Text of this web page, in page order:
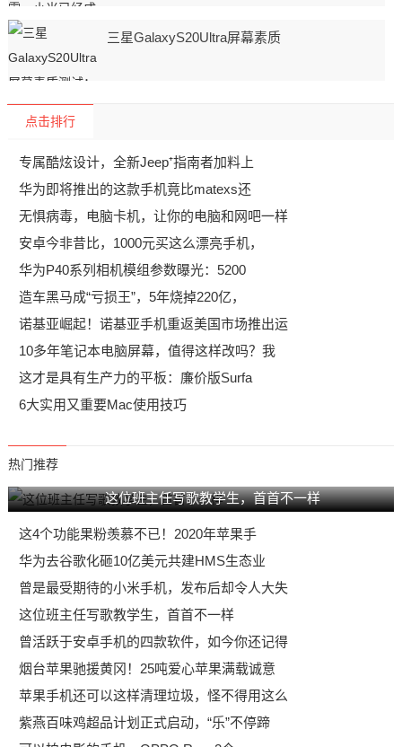
三星GalaxyS20Ultra屏幕素质
点击排行
专属酷炫设计，全新Jeep⁺指南者加料上
华为即将推出的这款手机竟比matexs还
无惧病毒，电脑卡机，让你的电脑和网吧一样
安卓今非昔比，1000元买这么漂亮手机，
华为P40系列相机模组参数曝光：5200
造车黑马成“亏损王”，5年烧掉220亿，
诺基亚崛起！诺基亚手机重返美国市场推出运
10多年笔记本电脑屏幕，值得这样改吗？我
这才是具有生产力的平板：廉价版Surfa
6大实用又重要Mac使用技巧
热门推荐
这位班主任写歌教学生，首首不一样
这4个功能果粉羡慕不已！2020年苹果手
华为去谷歌化砸10亿美元共建HMS生态业
曾是最受期待的小米手机，发布后却令人大失
这位班主任写歌教学生，首首不一样
曾活跃于安卓手机的四款软件，如今你还记得
烟台苹果驰援黄冈！25吨爱心苹果满载诚意
苹果手机还可以这样清理垃圾，怪不得用这么
紫燕百味鸡超品计划正式启动，“乐”不停蹄